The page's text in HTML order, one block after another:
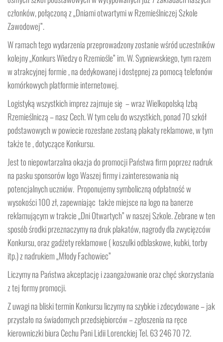
członków, połączoną z „Dniami otwartymi w Rzemieślniczej Szkole
Zawodowej”.
W ramach tego wydarzenia przeprowadzony zostanie wśród uczestników
kolejny „Konkurs Wiedzy o Rzemiośle” im. W. Sypniewskiego, tym razem
w atrakcyjnej formie , na dedykowanej i dostępnej za pomocą telefonów
komórkowych platformie internetowej.
Logistyką wszystkich imprez zajmuje się – wraz Wielkopolską Izbą
Rzemieślniczą – nasz Cech. W tym celu do wszystkich, ponad 70 szkół
podstawowych w powiecie rozesłane zostaną plakaty reklamowe, w tym
także te , dotyczące Konkursu.
Jest to niepowtarzalna okazja do promocji Państwa firm poprzez nadruk
na pasku sponsorów logo Waszej firmy i zainteresowania nią
potencjalnych uczniów. Proponujemy symboliczną odpłatność w
wysokości 100 zł, zapewniając także miejsce na logo na banerze
reklamującym w trakcie „Dni Otwartych” w naszej Szkole. Zebrane w ten
sposób środki przeznaczymy na druk plakatów, nagrody dla zwycięzców
Konkursu, oraz gadżety reklamowe ( koszulki odblaskowe, kubki, torby
itp.) z nadrukiem „Młody Fachowiec”
Liczymy na Państwa akceptację i zaangażowanie oraz chęć skorzystania
z tej formy promocji.
Z uwagi na bliski termin Konkursu liczymy na szybkie i zdecydowane – jak
przystało na świadomych przedsiębiorców – zgłoszenia na ręce
kierowniczki biura Cechu Pani Lidii Lorenckiej Tel. 63 246 70 72.